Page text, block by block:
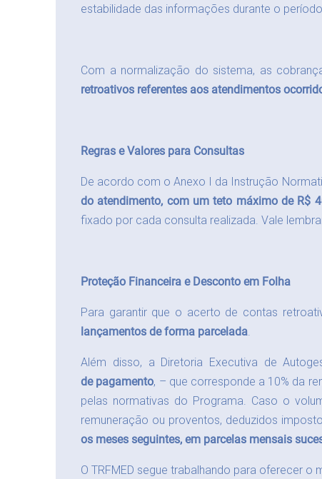
estabilidade das informações durante o
Com a normalização do sistema, as
retroativos referentes aos atendimentos
Regras e Valores para Consultas
De acordo com o Anexo I da Instrução
do atendimento, com um teto máximo de R$
fixado por cada consulta realizada. Vale
Proteção Financeira e Desconto em Folha
Para garantir que o acerto de contas
lançamentos de forma parcelada.
Além disso, a Diretoria Executiva de
de pagamento, – que corresponde a 10% da
pelas normativas do Programa. Caso o
remuneração ou proventos, deduzidos
os meses seguintes, em parcelas mensais
O TRFMED segue trabalhando para oferecer